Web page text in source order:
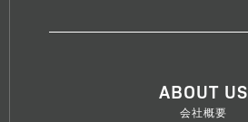
ABOUT US
会社概要